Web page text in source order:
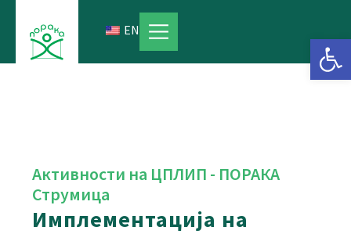
content
EN
Активности на ЦПЛИП - ПОРАКА
Струмицa
Имплементација на